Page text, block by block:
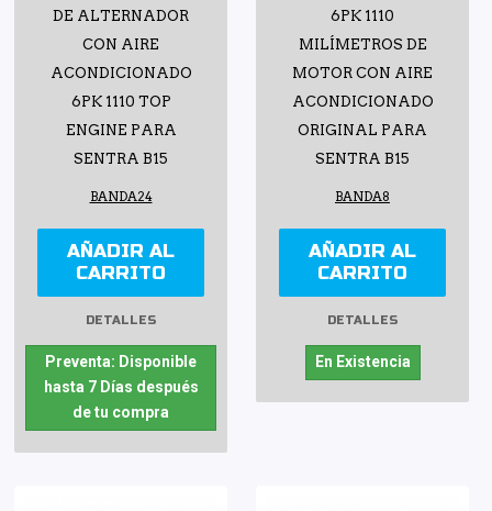
DE ALTERNADOR
CON AIRE
ACONDICIONADO
6PK 1110 TOP
ENGINE PARA
SENTRA B15
BANDA24
AÑADIR AL
CARRITO
DETALLES
Preventa: Disponible
hasta 7 Días después
de tu compra
6PK 1110
MILÍMETROS DE
MOTOR CON AIRE
ACONDICIONADO
ORIGINAL PARA
SENTRA B15
BANDA8
AÑADIR AL
CARRITO
DETALLES
En Existencia